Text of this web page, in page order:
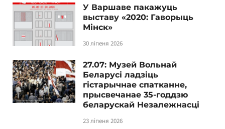
У Варшаве пакажуць
выставу «2020: Гаворыць
Мінск»
30 ліпеня 2026
27.07: Музей Вольнай
Беларусі ладзіць
гістарычнае спатканне,
прысвечанае 35-годдзю
беларускай Незалежнасці
23 ліпеня 2026